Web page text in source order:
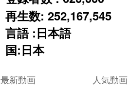
再生数: 252,167,545
言語 :日本語
国:日本
最新動画 人気動画